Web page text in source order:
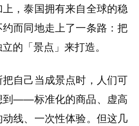
，泰国拥有来自全球的稳
而同地走上了一条路：把
的「景点」来打造。
自己当成景点时，人们可
到——标准化的商品、虚高
线、一次性体验。但这几